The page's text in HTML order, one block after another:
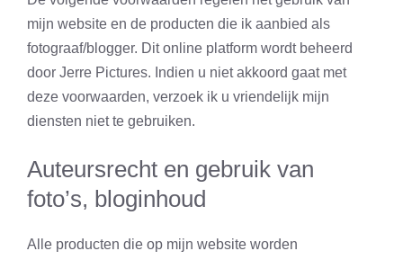
mijn website en de producten die ik aanbied als
fotograaf/blogger. Dit online platform wordt beheerd
door Jerre Pictures. Indien u niet akkoord gaat met
deze voorwaarden, verzoek ik u vriendelijk mijn
diensten niet te gebruiken.
Auteursrecht en gebruik van
foto’s, bloginhoud
Alle producten die op mijn website worden